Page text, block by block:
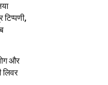
और
लिवर